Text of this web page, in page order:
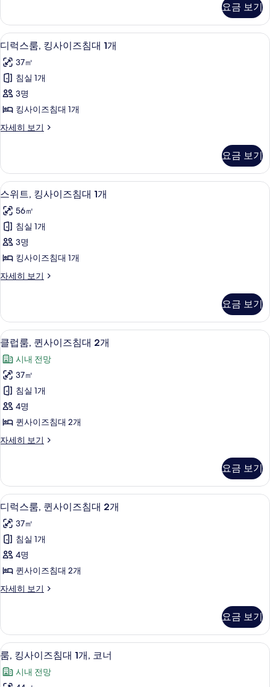
1
개
사
진
모
두
보
기
사
이
즈
침
대
자
세
보
요금 보기
디
럭
스
룸,
킹
사
이
침
대
1
개
사
진
모
두
1 개의 침실, 이탈리아 프레떼 시트, 고
10
디럭스룸, 킹사이즈침대 1개
37㎡
침실 1개
3명
킹사이즈침대 1개
자세히 보기
디
킹
사
이
침
대
개
자
히
요금 보기
스
위
트,
킹
사
이
즈
대
개
사
진
모
두
보
기
1 개의 침실, 이탈리아 프레떼 시트, 고
7
스위트, 킹사이즈침대 1개
56㎡
침실 1개
3명
킹사이즈침대 1개
자세히 보기
스
사
이
즈
대
개
자
세
히
보
기
요금 보기
클
럽
룸,
퀸
사
이
즈
침
2
개
사
진
모
두
보
기
클럽룸, 퀸사이즈침대 2개 | 1 개의 침
20
클럽룸, 퀸사이즈침대 2개
시내 전망
37㎡
침실 1개
4명
퀸사이즈침대 2개
자세히 보기
클
사
이
즈
침
대
2
자
세
보
요금 보기
디
럭
스
룸,
퀸
사
이
침
대
2
개
1 개의 침실, 이탈리아 프레떼 시트, 고
8
디럭스룸, 퀸사이즈침대 2개
37㎡
침실 1개
4명
퀸사이즈침대 2개
자세히 보기
디
퀸
사
이
즈
침
요금 보기
룸,
킹
사
룸, 킹사이즈침대 1개, 코너 | 1 개의 침
10
룸, 킹사이즈침대 1개, 코너
시내 전망